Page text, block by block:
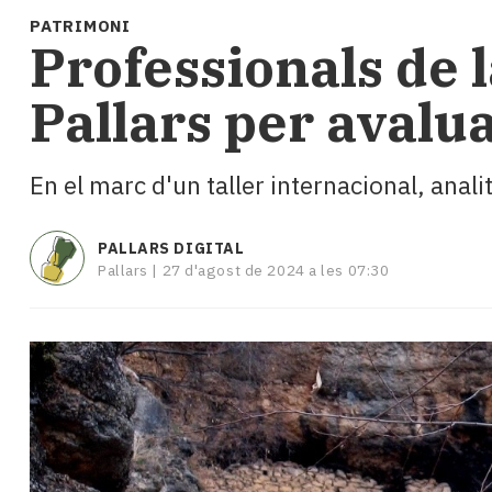
i
Cultura
Esports
Mai
tant!
i
El
temps
Enquestes
escena!
Dis
la
teva!
PATRIMONI
Professionals de
Pallars per
En el marc d'un taller internacional,
PALLARS DIGITAL
Pallars | 27 d'agost de 2024 a les 07:30